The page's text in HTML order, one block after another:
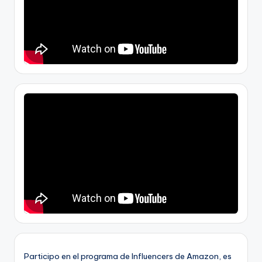
Participo en el programa de Influencers de Amazon, es